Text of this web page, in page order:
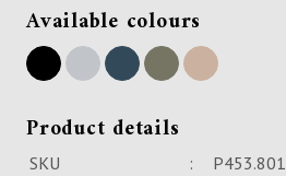
Available colours
Product details
SKU :
P453.801